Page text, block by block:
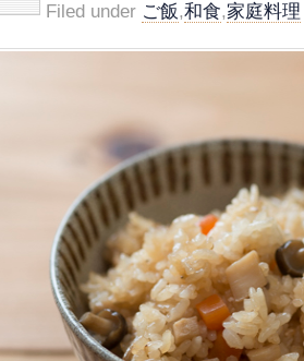
Filed under ご飯,和食,家庭料理